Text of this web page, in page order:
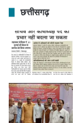
छत्तीसगढ़